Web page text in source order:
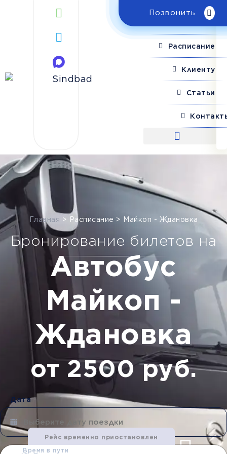
Позвонить
Расписание
Клиенту
Статьи
Главная > Расписание > Майкоп - Ждановка
Бронирование билетов на
Автобус
Майкоп -
Ждановка
от 2500 руб.
Дата
Рейс временно приостановлен
Время в пути